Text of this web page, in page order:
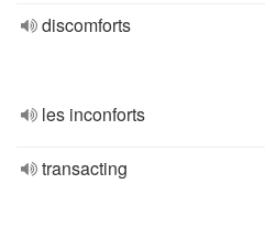
discomforts
les inconforts
transacting